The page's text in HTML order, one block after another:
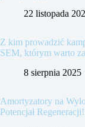
22 listopada
Z kim prowadzić
SEM, którym warto
8 sierpnia 2025
Amortyzatory na
Potencjał Regeneracji!